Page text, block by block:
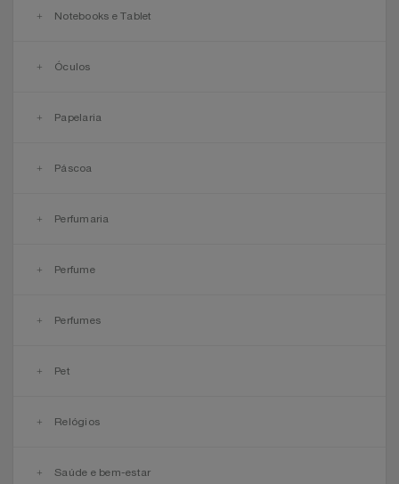
Notebooks e Tablet
Óculos
Papelaria
Páscoa
Perfumaria
Perfume
Perfumes
Pet
Relógios
Saúde e bem-estar